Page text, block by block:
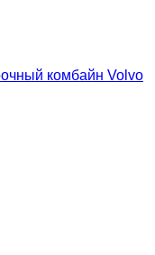
комбайн Volvo